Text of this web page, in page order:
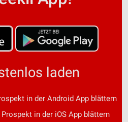
laden
in der Android App blättern
in der iOS App blättern